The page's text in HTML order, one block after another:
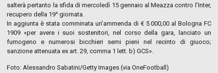
salterà pertanto la sfida di mercoledì 15 gennaio al Meazza contro l’Inter,
recupero della 19^ giornata.
In aggiunta è stata comminata un’ammenda di € 5.000,00 al Bologna FC
1909 «per avere i suoi sostenitori, nel corso della gara, lanciato un
fumogeno e numerosi bicchieri semi pieni nel recinto di giuoco;
sanzione attenuata ex art. 29, comma 1 lett. b) GCS».
Foto: Alessandro Sabatini/Getty Images (via OneFootball)